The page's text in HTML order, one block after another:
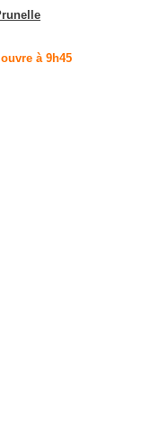
à 9h45